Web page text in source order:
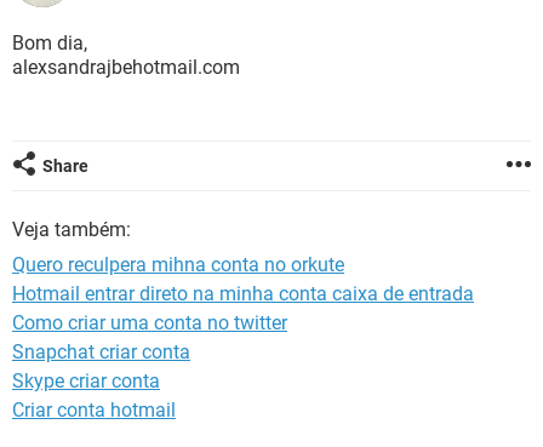
GUIA DE COMPRAS
INSTAGRAM
GUIA DE COMPRAS
CELULAR
OUTLOOK
JOGOS
CELULAR
INSTAGRAM
Bom dia,
alexsandrajbehotmail.com
Share
Veja também:
Quero reculpera mihna conta no orkute
Hotmail entrar direto na minha conta caixa de entrada
Como criar uma conta no twitter
Snapchat criar conta
Skype criar conta
Criar conta hotmail